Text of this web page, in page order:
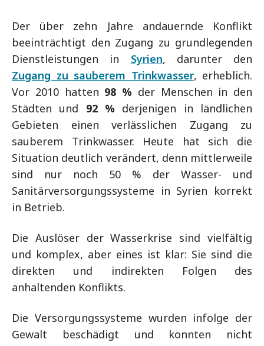
Der über zehn Jahre andauernde Konflikt
beeinträchtigt den Zugang zu grundlegenden
Dienstleistungen in Syrien, darunter den
Zugang zu sauberem Trinkwasser, erheblich.
Vor 2010 hatten 98 % der Menschen in den
Städten und 92 % derjenigen in ländlichen
Gebieten einen verlässlichen Zugang zu
sauberem Trinkwasser. Heute hat sich die
Situation deutlich verändert, denn mittlerweile
sind nur noch 50 % der Wasser- und
Sanitärversorgungssysteme in Syrien korrekt
in Betrieb.
Die Auslöser der Wasserkrise sind vielfältig
und komplex, aber eines ist klar: Sie sind die
direkten und indirekten Folgen des
anhaltenden Konflikts.
Die Versorgungssysteme wurden infolge der
Gewalt beschädigt und konnten nicht